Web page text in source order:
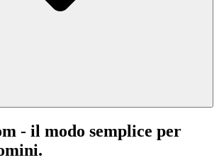
- il modo semplice per